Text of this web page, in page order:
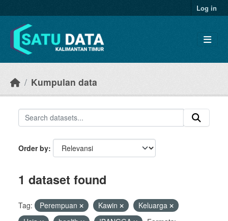
Log in
Kumpulan data
Order by
1 dataset found
Tag: Perempuan Kawin
Keluarga